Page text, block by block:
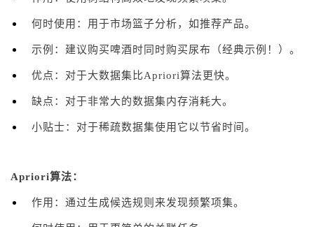
何时使用：用于市场篮子分析，如推荐产品。
示例：建议购买啤酒时同时购买尿布（经典示例！）。
优点：对于大数据集比Apriori算法更快。
缺点：对于非常大的数据集内存消耗大。
小贴士：对于稀疏数据集使用它以节省时间。
Apriori算法：
作用：通过生成候选规则来发现频繁项集。